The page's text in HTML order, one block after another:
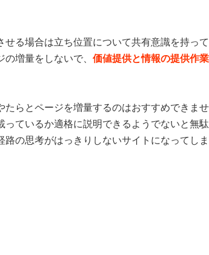
せる場合は立ち位置について共有意識を持っ
増量をしないで、 価値提供と情報の提供作
らとページを増量するのはおすすめできま
ているか適格に説明できるようでないと無
の思考がはっきりしないサイトになってし